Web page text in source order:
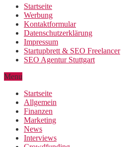
Startseite
Werbung
Kontaktformular
Datenschutzerklärung
Impressum
Startupbrett & SEO Freelancer
SEO Agentur Stuttgart
Menu
Startseite
Allgemein
Finanzen
Marketing
News
Interviews